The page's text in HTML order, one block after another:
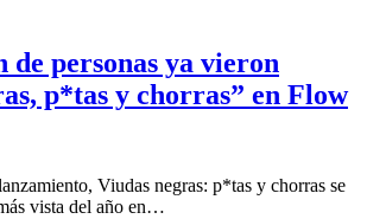
personas ya vieron
p*tas y chorras” en Flow
Viudas negras: p*tas y chorras se
vista del año en…